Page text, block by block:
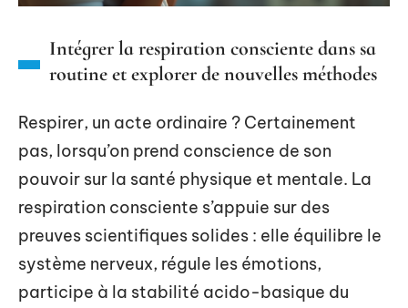
Intégrer la respiration consciente dans sa
routine et explorer de nouvelles méthodes
Respirer, un acte ordinaire ? Certainement
pas, lorsqu’on prend conscience de son
pouvoir sur la santé physique et mentale. La
respiration consciente s’appuie sur des
preuves scientifiques solides : elle équilibre le
système nerveux, régule les émotions,
participe à la stabilité acido-basique du